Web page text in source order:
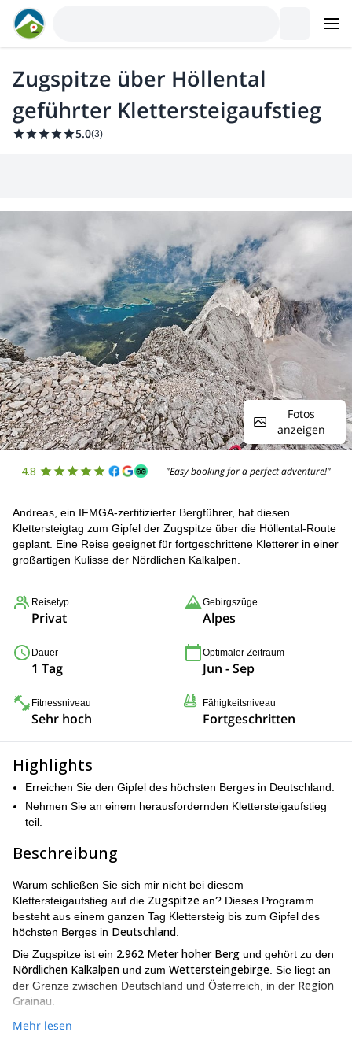
Zugspitze über Höllental
geführter Klettersteigaufstieg
5.0(3)
Fotos
anzeigen
4.8 "Easy booking for a perfect adventure!"
Andreas, ein IFMGA-zertifizierter Bergführer, hat diesen
Klettersteigtag zum Gipfel der Zugspitze über die Höllental-Route
geplant. Eine Reise geeignet für fortgeschrittene Kletterer in einer
großartigen Kulisse der Nördlichen Kalkalpen.
Reisetyp
Privat
Gebirgszüge
Alpes
Dauer
1 Tag
Optimaler Zeitraum
Jun - Sep
Fitnessniveau
Sehr hoch
Fähigkeitsniveau
Fortgeschritten
Highlights
Erreichen Sie den Gipfel des höchsten Berges in Deutschland.
Nehmen Sie an einem herausfordernden Klettersteigaufstieg
teil.
Beschreibung
Warum schließen Sie sich mir nicht bei diesem
Klettersteigaufstieg auf die Zugspitze an? Dieses Programm
besteht aus einem ganzen Tag Klettersteig bis zum Gipfel des
höchsten Berges in Deutschland
Die Zugspitze ist ein 2.962 Meter hoher Berg und gehört zu den
Nördlichen Kalkalpen und zum Wettersteingebirge . Sie liegt an
der Grenze zwischen Deutschland und Österreich, in der Region
Grainau
Während dieses geführten Klettersteigaufstiegs werden wir
Mehr lesen